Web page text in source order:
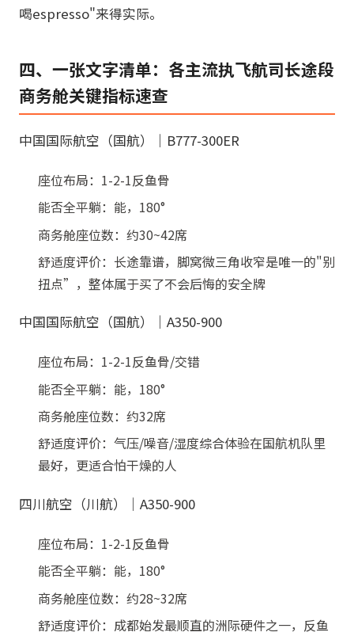
喝espresso"来得实际。
四、一张文字清单：各主流执飞航司长途段
商务舱关键指标速查
中国国际航空（国航）｜B777-300ER
座位布局：1-2-1反鱼骨
能否全平躺：能，180°
商务舱座位数：约30~42席
舒适度评价：长途靠谱，脚窝微三角收窄是唯一的"别
扭点”，整体属于买了不会后悔的安全牌
中国国际航空（国航）｜A350-900
座位布局：1-2-1反鱼骨/交错
能否全平躺：能，180°
商务舱座位数：约32席
舒适度评价：气压/噪音/湿度综合体验在国航机队里
最好，更适合怕干燥的人
四川航空（川航）｜A350-900
座位布局：1-2-1反鱼骨
能否全平躺：能，180°
商务舱座位数：约28~32席
舒适度评价：成都始发最顺直的洲际硬件之一，反鱼